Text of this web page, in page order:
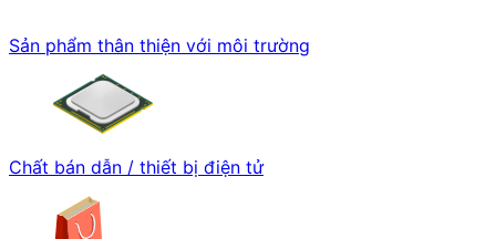
Sản phẩm thân thiện với môi trường
Chất bán dẫn / thiết bị điện tử